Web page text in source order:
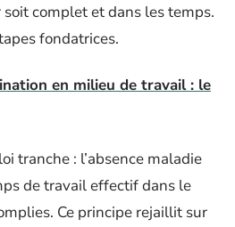
complet et dans les temps.
fondatrices.
en milieu de travail : le
tranche : l’absence maladie
de travail effectif dans le
Ce principe rejaillit sur